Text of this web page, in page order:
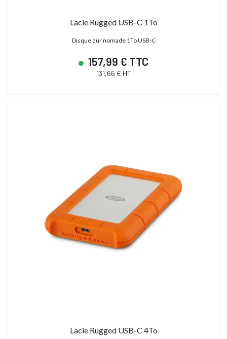
Lacie Rugged USB-C 1To
Disque dur nomade 1To USB-C
157,99 € TTC
131,66 € HT
Lacie Rugged USB-C 4To